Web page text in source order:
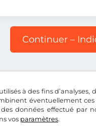
à des fins
éventuellement
données effectué par
vos paramètres.
Continuer –